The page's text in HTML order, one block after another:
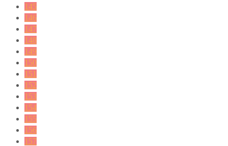
145
146
147
148
149
150
151
152
153
154
155
156
157